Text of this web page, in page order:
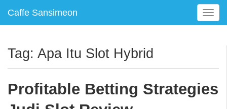
Caffe Sansimeon
T
o
e
a
Tag: Apa Itu Slot Hybrid
Profitable Betting Strategies